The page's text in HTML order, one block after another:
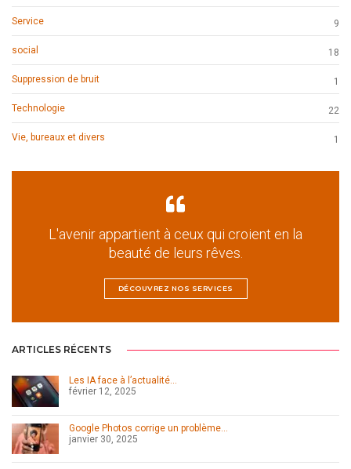
Service 9
social 18
Suppression de bruit 1
Technologie 22
Vie, bureaux et divers 1
L'avenir appartient à ceux qui croient en la
beauté de leurs rêves.
DÉCOUVREZ NOS SERVICES
ARTICLES RÉCENTS
Les IA face à l’actualité…
février 12, 2025
Google Photos corrige un problème…
janvier 30, 2025